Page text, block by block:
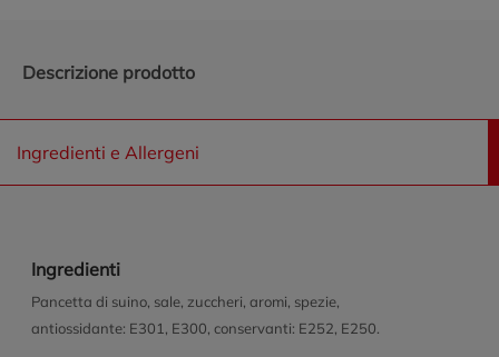
Descrizione prodotto
Ingredienti e Allergeni
Ingredienti
Pancetta di suino, sale, zuccheri, aromi, spezie,
antiossidante: E301, E300, conservanti: E252, E250.